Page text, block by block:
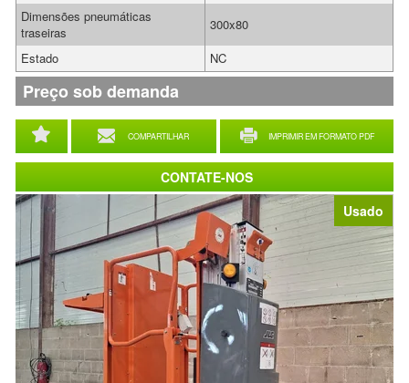
Usado
COMPARTILHAR IMPRIMIR EM FORMATO PDF
Dimensões pneumáticas
traseiras
300x80
Estado
NC
Preço sob demanda
CONTATE-NOS